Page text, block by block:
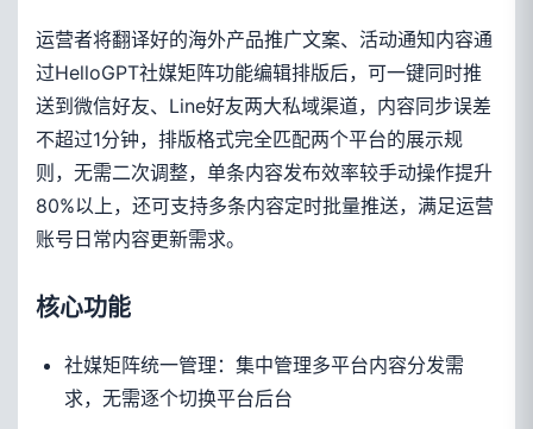
运营者将翻译好的海外产品推广文案、活动通知内容通
过HelloGPT社媒矩阵功能编辑排版后，可一键同时推
送到微信好友、Line好友两大私域渠道，内容同步误差
不超过1分钟，排版格式完全匹配两个平台的展示规
则，无需二次调整，单条内容发布效率较手动操作提升
80%以上，还可支持多条内容定时批量推送，满足运营
账号日常内容更新需求。
核心功能
社媒矩阵统一管理：集中管理多平台内容分发需
求，无需逐个切换平台后台